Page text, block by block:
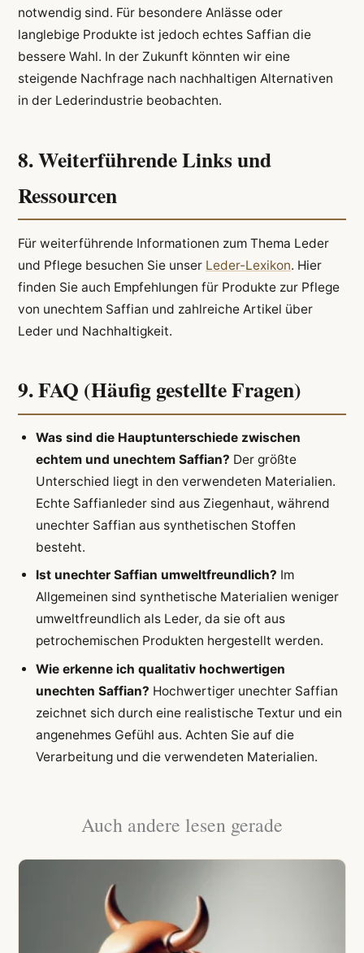
notwendig sind. Für besondere Anlässe oder
langlebige Produkte ist jedoch echtes Saffian die
bessere Wahl. In der Zukunft könnten wir eine
steigende Nachfrage nach nachhaltigen Alternativen
in der Lederindustrie beobachten.
8. Weiterführende Links und
Ressourcen
Für weiterführende Informationen zum Thema Leder
und Pflege besuchen Sie unser Leder-Lexikon. Hier
finden Sie auch Empfehlungen für Produkte zur Pflege
von unechtem Saffian und zahlreiche Artikel über
Leder und Nachhaltigkeit.
9. FAQ (Häufig gestellte Fragen)
Was sind die Hauptunterschiede zwischen
echtem und unechtem Saffian? Der größte
Unterschied liegt in den verwendeten Materialien.
Echte Saffianleder sind aus Ziegenhaut, während
unechter Saffian aus synthetischen Stoffen
besteht.
Ist unechter Saffian umweltfreundlich? Im
Allgemeinen sind synthetische Materialien weniger
umweltfreundlich als Leder, da sie oft aus
petrochemischen Produkten hergestellt werden.
Wie erkenne ich qualitativ hochwertigen
unechten Saffian? Hochwertiger unechter Saffian
zeichnet sich durch eine realistische Textur und ein
angenehmes Gefühl aus. Achten Sie auf die
Verarbeitung und die verwendeten Materialien.
Auch andere lesen gerade